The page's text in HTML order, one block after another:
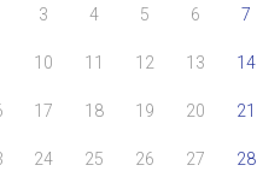
3 4 5 6 7
10 11 12 13 14
17 18 19 20 21
24 25 26 27 28